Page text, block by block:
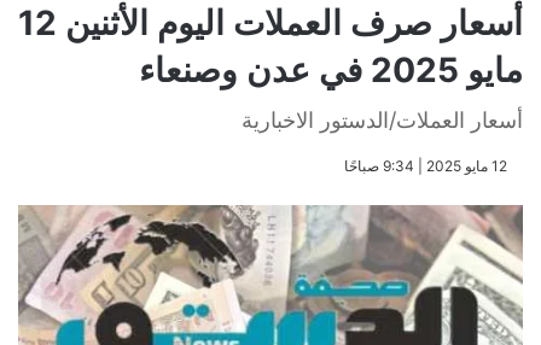
أسعار صرف العملات اليوم الأثنين 12
مايو 2025 في عدن وصنعاء
أسعار العملات/الدستور الاخبارية
​12 مايو 2025 | 9:34 صباحًا